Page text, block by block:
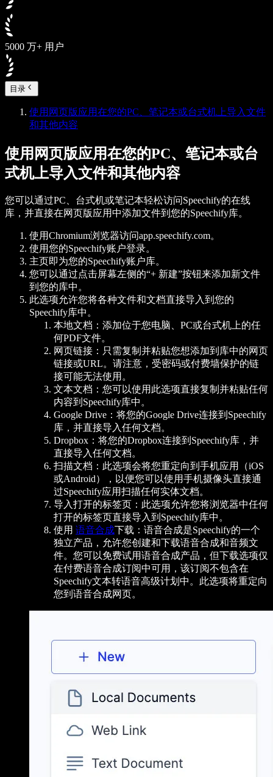
5000 万+ 用户
目录
使用网页版应用在您的PC、笔记本或台式机上导入文件
和其他内容
使用网页版应用在您的PC、笔记本或台
式机上导入文件和其他内容
您可以通过PC、台式机或笔记本轻松访问Speechify的在线
库，并直接在网页版应用中添加文件到您的Speechify库。
使用Chromium浏览器访问app.speechify.com。
使用您的Speechify账户登录。
主页即为您的Speechify账户库。
您可以通过点击屏幕左侧的“+ 新建”按钮来添加新文件
到您的库中。
此选项允许您将各种文件和文档直接导入到您的
Speechify库中。
本地文档：添加位于您电脑、PC或台式机上的任
何PDF文件。
网页链接：只需复制并粘贴您想添加到库中的网页
链接或URL。请注意，受密码或付费墙保护的链
接可能无法使用。
文本文档：您可以使用此选项直接复制并粘贴任何
内容到Speechify库中。
Google Drive：将您的Google Drive连接到Speechify
库，并直接导入任何文档。
Dropbox：将您的Dropbox连接到Speechify库，并
直接导入任何文档。
扫描文档：此选项会将您重定向到手机应用（iOS
或Android），以便您可以使用手机摄像头直接通
过Speechify应用扫描任何实体文档。
导入打开的标签页：此选项允许您将浏览器中任何
打开的标签页直接导入到Speechify库中。
使用 语音合成 下载：语音合成是Speechify的一个
独立产品，允许您创建和下载语音合成和音频文
件。您可以免费试用语音合成产品，但下载选项仅
在付费语音合成订阅中可用，该订阅不包含在
Speechify文本转语音高级计划中。此选项将重定向
您到语音合成网页。